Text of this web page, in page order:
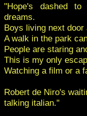
"Hope's dashed
dreams.
Boys living next
A walk in the park
People are staring
This is my only
Watching a film or a
Robert de Niro's
talking italian."